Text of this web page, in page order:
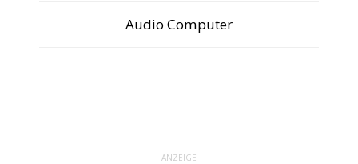
Audio Computer
ANZEIGE